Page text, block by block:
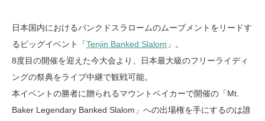
日本国内におけるバンクドスラロームのムーブメントをリードす
るビッグイベント「Tenjin Banked Slalom 」。
8度目の開催を迎えた今大会より、日本最大級のフリーライディ
ングの祭典をライブ中継で観戦可能。
本イベントの勝者に贈られるマウントベイカーで開催の「Mt.
Baker Legendary Banked Slalom」への出場権を手にするのは誰